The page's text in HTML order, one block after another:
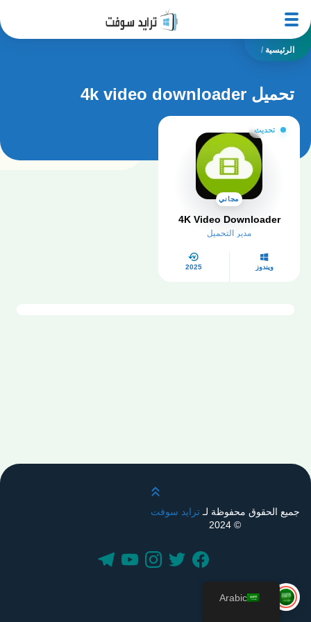
الرئيسية /
تحميل 4k video downloader
تحديث
مجاني
4K Video Downloader
مدير التحميل
ويندوز 2025
قم بالتمرير لأعلى
جميع الحقوق محفوظة لـترايد سوفت
© 2024
Arabic